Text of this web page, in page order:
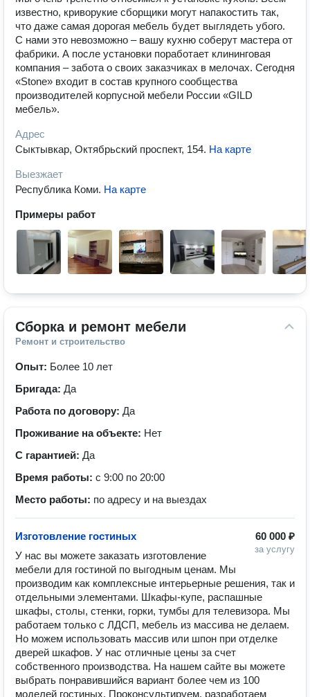
известно, криворукие сборщики могут напакостить так,
что даже самая дорогая мебель будет выглядеть убого.
С нами это невозможно – вашу кухню соберут мастера от
фабрики. А после установки поработает клининговая
компания – забота о своих заказчиках в мелочах. Сегодня
«Stone» входит в состав крупного сообщества
производителей корпусной мебели России «GILD
мебель».
Адрес
Сыктывкар, Октябрьский проспект, 154. На карте
Выезжает
Республика Коми. На карте
Примеры работ
Сборка и ремонт мебели
Ремонт и строительство
Опыт: Более 10 лет
Бригада: Да
Работа по договору: Да
Проживание на объекте: Нет
С гарантией: Да
Время работы: с 9:00 по 20:00
Место работы: по адресу и на выездах
60 000 ₽
за услугу
Изготовление гостиных
У нас вы можете заказать изготовление
мебели для гостиной по выгодным ценам. Мы
производим как комплексные интерьерные решения, так и
отдельными элементами. Шкафы-купе, распашные
шкафы, столы, стенки, горки, тумбы для телевизора. Мы
работаем только с ЛДСП, мебель из массива не делаем.
Но можем использовать массив или шпон при отделке
дверей шкафов. У нас отличные цены за счет
собственного производства. На нашем сайте вы можете
выбрать понравившийся вариант более чем из 100
моделей гостиных. Проконсультируем, разработаем